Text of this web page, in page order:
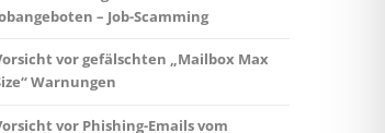
– Job-Scamming
vor gefälschten „Mailbox Max
Warnungen
vor Phishing-Emails vom